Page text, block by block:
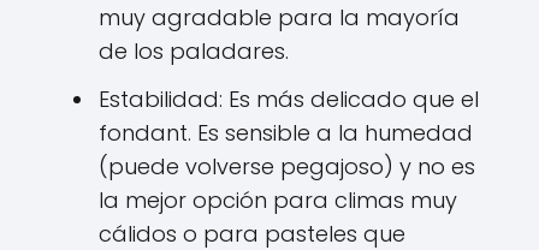
muy agradable para la mayoría
de los paladares.
Estabilidad: Es más delicado que el
fondant. Es sensible a la humedad
(puede volverse pegajoso) y no es
la mejor opción para climas muy
cálidos o para pasteles que